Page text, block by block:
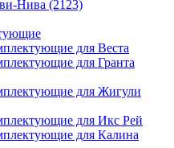
Нива (2123)
для Веста
для Гранта
для Жигули
для Икс Рей
для Калина